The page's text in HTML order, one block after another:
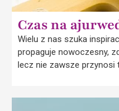
Czas na
Wielu z nas szuka
propaguje nowoczesny,
lecz nie zawsze przynosi